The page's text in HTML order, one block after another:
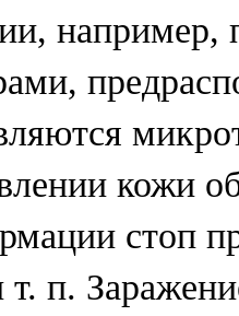
например,
кожи
стоп
т. п.